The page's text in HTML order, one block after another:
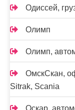
Одиссей,
Олимп
Олимп,
ОмскСкан,
Sitrak, Scania
Оскар,